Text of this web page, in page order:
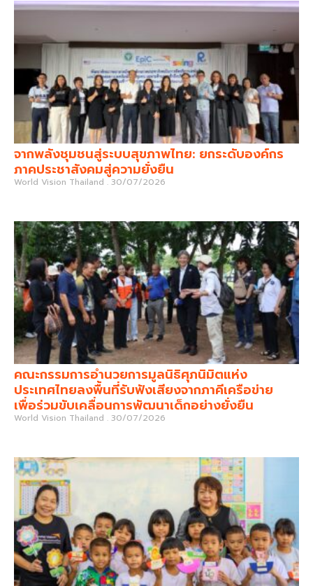
จากพลังชุมชนสู่ระบบสุขภาพไทย: ยกระดับองค์กร
ภาคประชาสังคมสู่ความยั่งยืน
World Vision Thailand 30/07/2026
คณะกรรมการอำนวยการมูลนิธิศุภนิมิตแห่ง
ประเทศไทยลงพื้นที่รับฟังเสียงจากภาคีเครือข่าย
เพื่อร่วมขับเคลื่อนการพัฒนาเด็กอย่างยั่งยืน
World Vision Thailand 30/07/2026